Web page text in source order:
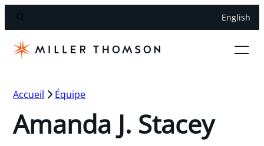
English
Accueil Équipe
Amanda J. Stacey